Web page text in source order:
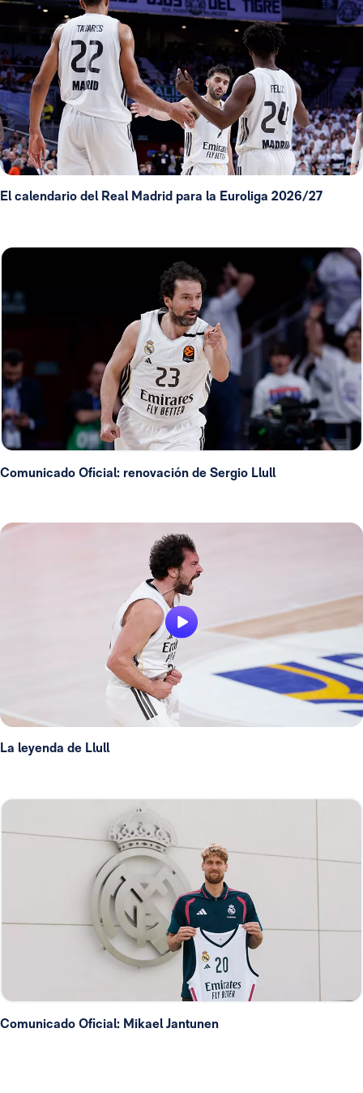
El calendario del Real Madrid para la Euroliga 2026/27
Comunicado Oficial: renovación de Sergio Llull
La leyenda de Llull
Comunicado Oficial: Mikael Jantunen